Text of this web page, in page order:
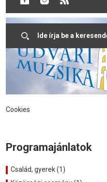
Belépő:
Ingyenes
Cookies
Programajánlatok
Család, gyerek (1)